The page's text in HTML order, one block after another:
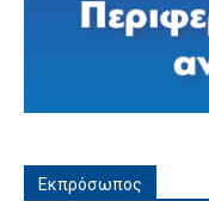
Εκπρόσωπος